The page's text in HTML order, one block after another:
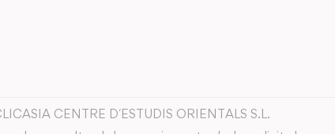
CENTRE D´ESTUDIS ORIENTALS S.L.